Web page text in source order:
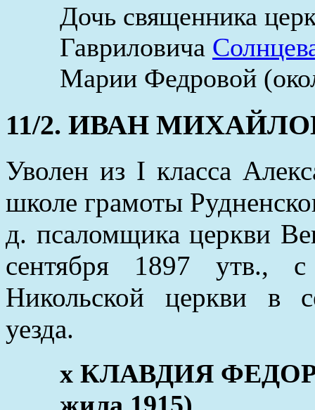
Дочь священника
Гавриловича
Марии Федровой
11/2. ИВАН
Уволен из I класса
школе грамоты
д. псаломщика церкви
сентября 1897 утв.,
Никольской церкви в
уезда.
x КЛАВДИЯ